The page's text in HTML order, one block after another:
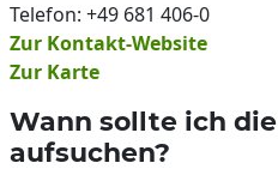
Telefon: +49 681 406-0
Zur Kontakt-Website
Zur Karte
Wann sollte ich
aufsuchen?